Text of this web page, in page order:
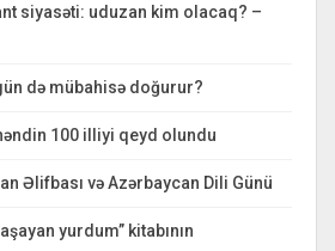
siyasəti: uduzan kim olacaq? –
də mübahisə doğurur?
100 illiyi qeyd olundu
Əlifbası və Azərbaycan Dili Günü
yurdum” kitabının